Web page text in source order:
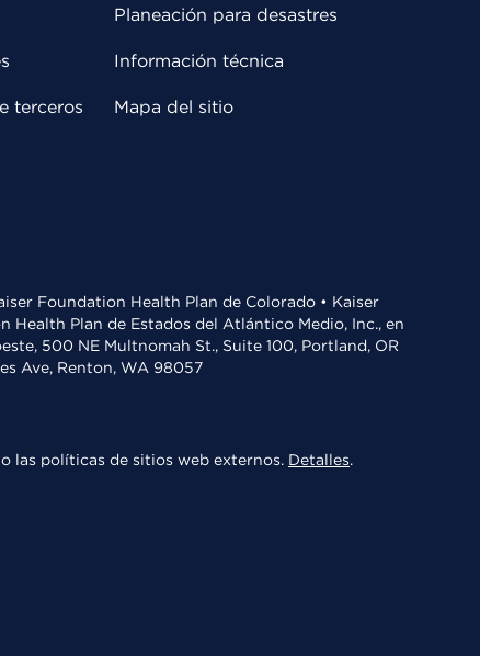
terceros
Planeación para desastres
Información técnica
Mapa del sitio
Foundation Health Plan de Colorado • Kaiser
Health Plan de Estados del Atlántico Medio, Inc., en
500 NE Multnomah St., Suite 100, Portland, OR
Ave, Renton, WA 98057
las políticas de sitios web externos. Detalles.